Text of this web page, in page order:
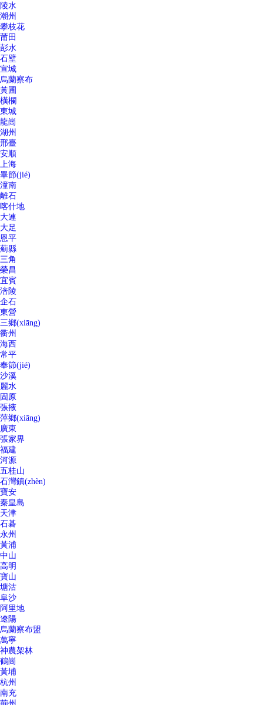
陵水
潮州
攀枝花
莆田
彭水
石壁
宣城
烏蘭察布
黃圃
橫欄
東城
龍崗
湖州
邢臺
安順
上海
畢節(jié)
潼南
離石
喀什地
大連
大足
恩平
薊縣
三角
榮昌
宜賓
涪陵
企石
東營
三鄉(xiāng)
衢州
海西
常平
奉節(jié)
沙溪
麗水
固原
張掖
萍鄉(xiāng)
廣東
張家界
福建
河源
五桂山
石灣鎮(zhèn)
寶安
秦皇島
天津
石碁
永州
黃浦
中山
高明
寶山
塘沽
阜沙
阿里地
遼陽
烏蘭察布盟
萬寧
神農架林
鶴崗
黃埔
杭州
南充